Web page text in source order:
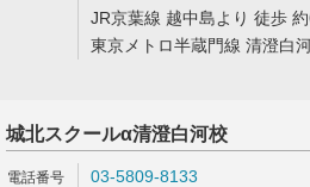
JR京葉線 越中島より 徒歩
東京メトロ半蔵門線 清澄白
城北スクールα清澄白河校
03-5809-8133